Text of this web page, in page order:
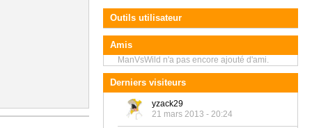
Outils utilisateur
Amis
ManVsWild n'a pas encore ajouté d'ami.
Derniers visiteurs
yzack29
21 mars 2013 - 20:24